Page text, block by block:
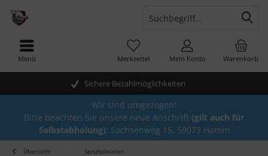
Sichere Bezahlmöglichkeiten
Warenkorb
Merkzettel Mein Konto
Menü
Wir sind umgezogen!
Bitte beachten Sie unsere neue Anschrift (gilt auch für
Selbstabholung): Sachsenweg 15, 59073 Hamm
Übersicht Sprühpistolen